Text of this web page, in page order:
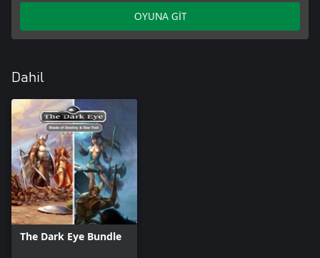
OYUNA GİT
Dahil
The Dark Eye Bundle